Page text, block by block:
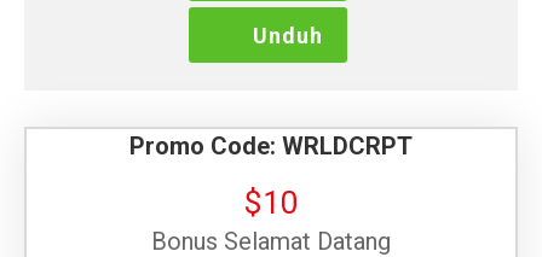
RO
Unduh
Promo Code: WRLDCRPT
$10
Bonus Selamat Datang